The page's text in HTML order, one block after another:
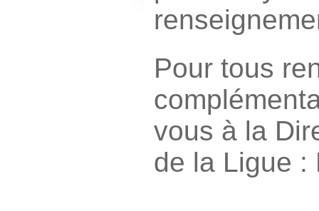
Pour tous
vous à la
de la Ligue :